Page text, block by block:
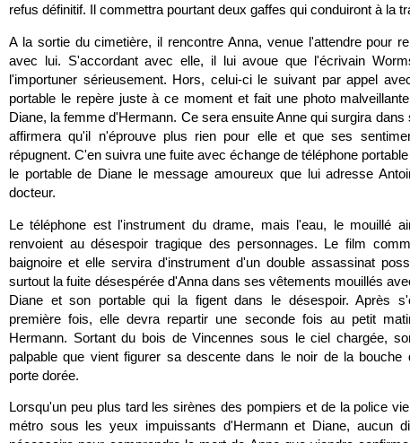
refus définitif. Il commettra pourtant deux gaffes qui conduiront à la
A la sortie du cimetière, il rencontre Anna, venue l'attendre pour
avec lui. S'accordant avec elle, il lui avoue que l'écrivain
l'importuner sérieusement. Hors, celui-ci le suivant par appel
portable le repère juste à ce moment et fait une photo
Diane, la femme d'Hermann. Ce sera ensuite Anne qui surgira dans
affirmera qu'il n'éprouve plus rien pour elle et que ses
répugnent. C'en suivra une fuite avec échange de téléphone
le portable de Diane le message amoureux que lui adresse
docteur.
Le téléphone est l'instrument du drame, mais l'eau, le mouillé
renvoient au désespoir tragique des personnages. Le film
baignoire et elle servira d'instrument d'un double assassinat
surtout la fuite désespérée d'Anna dans ses vêtements mouillés
Diane et son portable qui la figent dans le désespoir. Après
première fois, elle devra repartir une seconde fois au petit
Hermann. Sortant du bois de Vincennes sous le ciel chargée,
palpable que vient figurer sa descente dans le noir de la bouche
porte dorée.
Lorsqu'un peu plus tard les sirènes des pompiers et de la police
métro sous les yeux impuissants d'Hermann et Diane, aucun